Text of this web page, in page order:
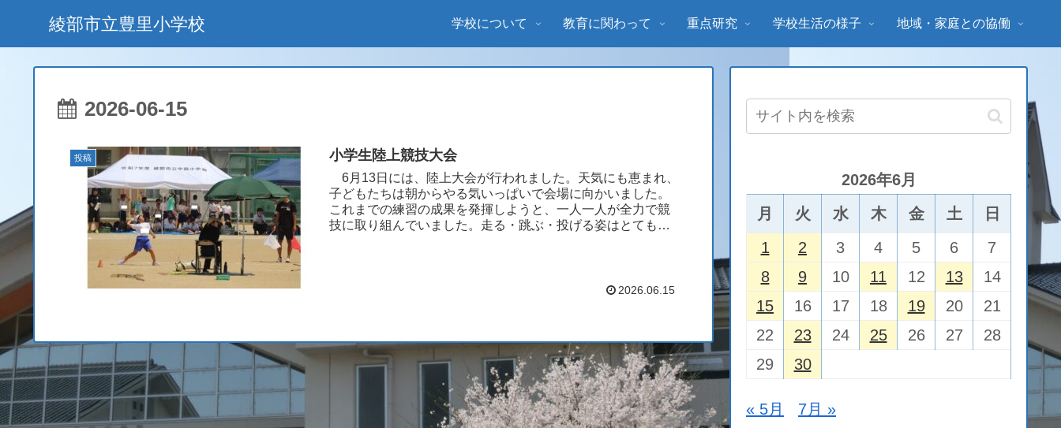
綾部市立豊里小学校 学校について 教育に関わって 重点研究 学校生活の様子 地域・家庭との協働
2026-06-15
投稿 小学生陸上競技大会
6月13日には、陸上大会が行われました。天気にも恵まれ、
子どもたちは朝からやる気いっぱいで会場に向かいました。
これまでの練習の成果を発揮しようと、一人一人が全力で競
技に取り組んでいました。走る・跳ぶ・投げる姿はとてもか
2026.06.15
2026年6月
月
火 水 木 金 土
日
1
2 3 4 5 6
7
8
9 10 11 12 13
14
15
16 17 18 19 20
21
22
23 24 25 26 27
28
29
30
« 5月 7月 »